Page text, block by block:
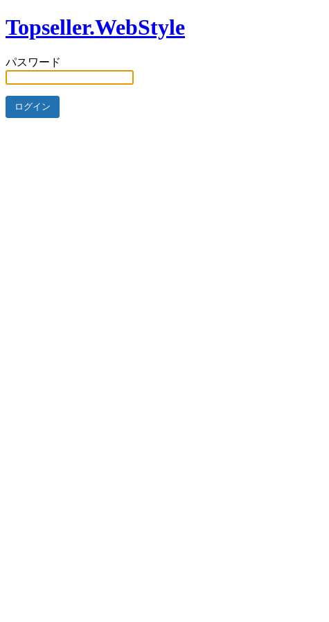
Topseller.WebStyle
パスワード